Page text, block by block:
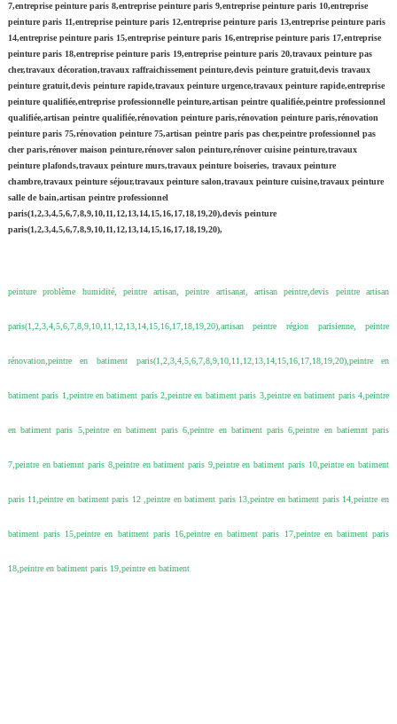
7,entreprise peinture paris 8,entreprise peinture paris 9,entreprise peinture paris 10,entreprise
peinture paris 11,entreprise peinture paris 12,entreprise peinture paris 13,entreprise peinture paris
14,entreprise peinture paris 15,entreprise peinture paris 16,entreprise peinture paris 17,entreprise
peinture paris 18,entreprise peinture paris 19,entreprise peinture paris 20,travaux peinture pas
cher,travaux décoration,travaux raffraichissement peinture,devis peinture gratuit,devis travaux
peinture gratuit,devis peinture rapide,travaux peinture urgence,travaux peinture rapide,entreprise
peinture qualifiée,entreprise professionnelle peinture,artisan peintre qualifiée,peintre professionnel
qualifiée,artisan peintre qualifiée,rénovation peinture paris,rénovation peinture paris,rénovation
peinture paris 75,rénovation peinture 75,artisan peintre paris pas cher,peintre professionnel pas
cher paris,rénover maison peinture,rénover salon peinture,rénover cuisine peinture,travaux
peinture plafonds,travaux peinture murs,travaux peinture boiseries, travaux peinture
chambre,travaux peinture séjour,travaux peinture salon,travaux peinture cuisine,travaux peinture
salle de bain,artisan peintre professionnel
paris(1,2,3,4,5,6,7,8,9,10,11,12,13,14,15,16,17,18,19,20),devis peinture
paris(1,2,3,4,5,6,7,8,9,10,11,12,13,14,15,16,17,18,19,20),
peinture problème humidité, peintre artisan, peintre artisanat, artisan peintre,devis peintre artisan
paris(1,2,3,4,5,6,7,8,9,10,11,12,13,14,15,16,17,18,19,20),artisan peintre région parisienne, peintre
rénovation,peintre en batiment paris(1,2,3,4,5,6,7,8,9,10,11,12,13,14,15,16,17,18,19,20),peintre en
batiment paris 1,peintre en batiment paris 2,peintre en batiment paris 3,peintre en batiment paris 4,peintre
en batiment paris 5,peintre en batiment paris 6,peintre en batiment paris 6,peintre en batiemnt paris
7,peintre en batiemnt paris 8,peintre en batiment paris 9,peintre en batiment paris 10,peintre en batiment
paris 11,peintre en batiment paris 12 ,peintre en batiment paris 13,peintre en batiment paris 14,peintre en
batiment paris 15,peintre en batiment paris 16,peintre en batiment paris 17,peintre en batiment paris
18,peintre en batiment paris 19,peintre en batiment